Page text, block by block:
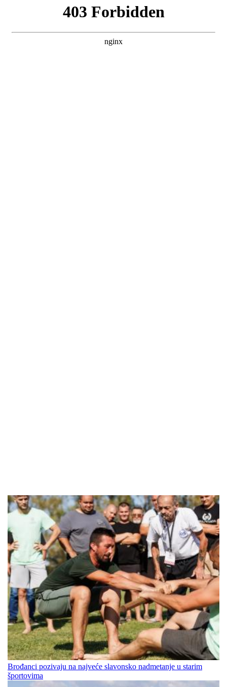
Brođanci pozivaju na najveće slavonsko nadmetanje u starim
športovima